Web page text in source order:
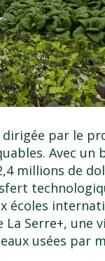
dirigée par le
Avec un
millions de
écoles
La Serre+, une
usées par